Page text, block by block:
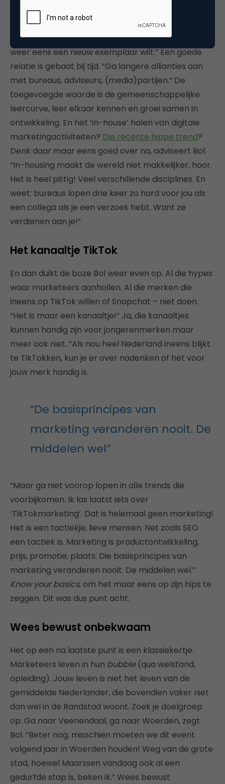
kortlopende liefdesaffaires. Begint-ie niet aan, daar
bouw je geen relatie mee op. Punt 7 in zijn missie.
“Je ruilt je vrouw ook niet na twee jaar in omdat je
weer eens een nieuw exemplaar wilt.” Een goede
relatie is gebaat bij tijd. “Ga langere allianties aan
met bureaus, adviseurs, (media)partijen.” De
toegevoegde waarde is de gemeenschappelijke
leercurve, leer elkaar kennen en groei samen in
ontwikkeling. En het ‘in-house’ halen van digitale
marketingactiviteiten? Die recente hippe trend?
Denk daar maar eens goed over na, adviseert Bol.
“In-housing maakt de wereld niet makkelijker, hoor.
Het is heel pittig! Veel verschillende disciplines. En
weet: bureaus lopen drie keer zo hard voor jou als
een collega als je een verzoek hebt. Want ze
verdienen aan je!”
Het kanaaltje TikTok
En dan duikt de boze Bol weer even op. Al die hypes
waar marketeers aanhollen. Al die merken die
ineens op TikTok willen of Snapchat – niet doen.
“Het is maar een kanaaltje!” Ja, die kanaaltjes
kunnen handig zijn voor jongerenmerken maar
meer ook niet. “Als nou heel Nederland ineens blijkt
te TikTokken, kun je er over nadenken of het voor
jouw merk handig is.
“De basisprincipes van
marketing veranderen nooit. De
middelen wel”
“Maar ga niet voorop lopen in alle trends die
voorbijkomen. Ik las laatst iets over
‘TikTokmarketing’. Dat is helemaal geen marketing!
Het is een tactiekje, lieve mensen. Net zoals SEO
een tactiek is. Marketing is productontwikkeling,
prijs, promotie, plaats. Die basisprincipes van
marketing veranderen nooit. De middelen wel.”
Know your basics, om het maar eens op zijn hips te
zeggen. Dit was dus punt acht.
Wees bewust onbekwaam
Het op een na laatste punt is een klassiekertje.
Marketeers leven in hun bubble(qua welstand,
opleiding). Jouw leven is niet het leven van de
gemiddelde Nederlander, die bovendien vaker niet
dan wel in de Randstad woont. Zoek je doelgroep
op. Ga naar Veenendaal, ga naar Woerden, zegt
Bol. “Beter nog, misschien moeten we dit event
volgend jaar in Woerden houden! Weg van de grote
stad, hoewel Maarssen vandaag ook al een
gedurfde stap is, beken ik.” Wees bewust